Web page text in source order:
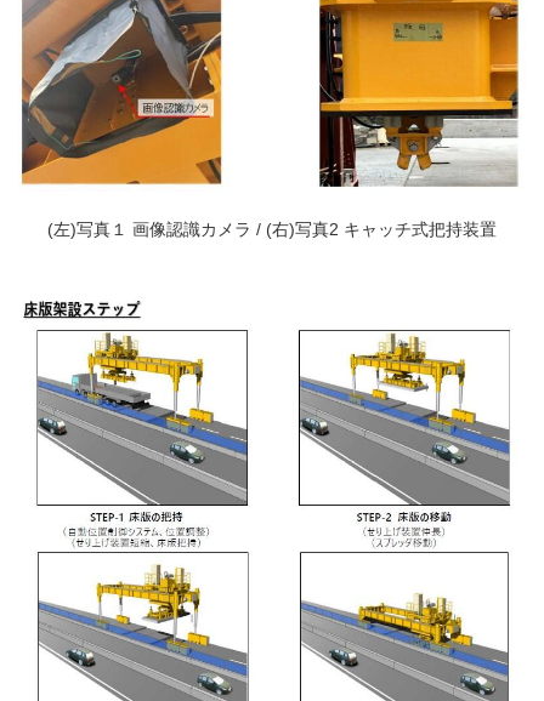
(左)写真１ 画像認識カメラ / (右)写真2 キャッチ式把持装置